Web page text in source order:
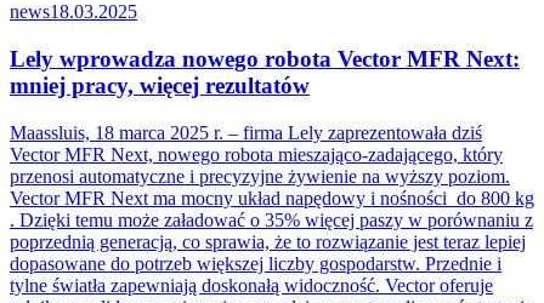
news18.03.2025
Lely wprowadza nowego robota Vector MFR Next:
mniej pracy, więcej rezultatów
Maassluis, 18 marca 2025 r. – firma Lely zaprezentowała dziś
Vector MFR Next, nowego robota mieszająco-zadającego, który
przenosi automatyczne i precyzyjne żywienie na wyższy poziom.
Vector MFR Next ma mocny układ napędowy i nośności do 800 kg
. Dzięki temu może załadować o 35% więcej paszy w porównaniu z
poprzednią generacją, co sprawia, że to rozwiązanie jest teraz lepiej
dopasowane do potrzeb większej liczby gospodarstw. Przednie i
tylne światła zapewniają doskonałą widoczność. Vector oferuje